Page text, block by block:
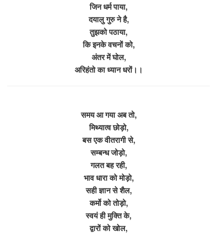
जिन धर्म पाया,
दयालु गुरु ने है,
तुझको पठाया,
कि इनके वचनों को,
अंतर में घोल,
अरिहंतो का ध्यान धरों।।
समय आ गया अब तो,
मिथ्यात्व छोड़ो,
बस एक वीतरागी से,
सम्बन्ध जोड़ो,
गलत बह रही,
भाव धारा को मोड़ो,
सही ज्ञान से शैल,
कर्मो को तोड़ो,
स्वयं ही मुक्ति के,
द्वारों को खोल,